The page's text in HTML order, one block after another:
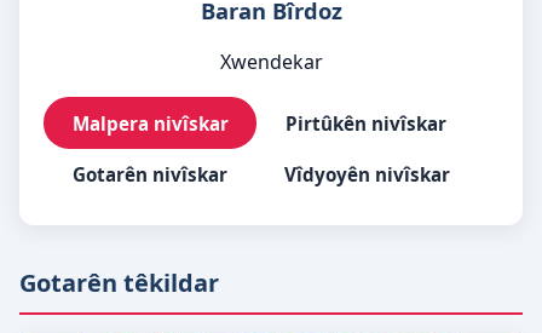
Baran Bîrdoz
Xwendekar
Malpera nivîskar Pirtûkên nivîskar
Gotarên nivîskar Vîdyoyên nivîskar
Gotarên têkildar